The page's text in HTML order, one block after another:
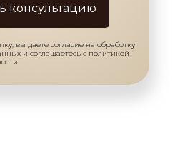
консультацию
вы даете согласие на обработку
и соглашаетесь с политикой